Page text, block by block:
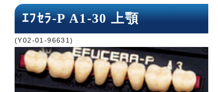
トップページ
歯科関連機器
術野撮影キット
ｴﾌｾﾗ-P A1-30 上顎
(Y02-01-96631)